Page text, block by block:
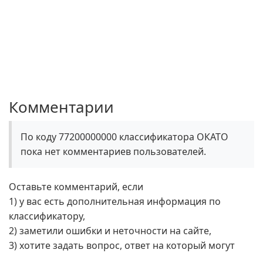
Комментарии
По коду 77200000000 классификатора ОКАТО
пока нет комментариев пользователей.
Оставьте комментарий, если
1) у вас есть дополнительная информация по
классификатору,
2) заметили ошибки и неточности на сайте,
3) хотите задать вопрос, ответ на который могут